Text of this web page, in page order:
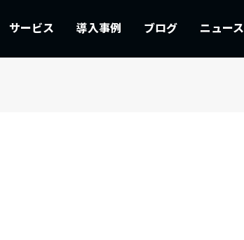
サービス 導入事例 ブログ ニュース